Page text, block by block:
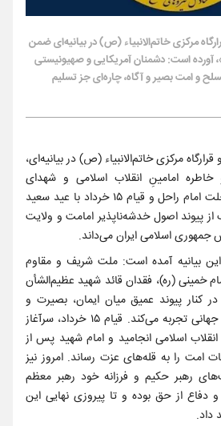
مرکزی خاتم‌الانبیاء (ص) در بیانیه‌ای ضمن
آورده است: دشمنان آمریکایی و صهیونیستی
مسلح و امت بصیر و آگاه، چاره‌ای جز تسلیم
مرکزی خاتم‌الانبیاء (ص) در بیانیه‌ای،
امامینِ انقلاب اسلامی و شهدای
والامقام، تقارن سالروز رحلت امام راحل و قیام ۱۵ خرداد با عید سعید
از پیوند اصول خدشه‌ناپذیر امامت و ولایت
اسلامی ایران می‌داند.
این بیانیه آمده است: ملت شریف و مقاوم
خمینی (ره)، فقدان قائد شهید عظیم‌الشأن
کنار پیوند عمیق میان ایمان، بصیرت و
ایستادگی در برابر استکبار جهانی تجربه می‌کند. قیام ۱۵ خرداد، سرآغاز
اسلامی انجامید و امام شهید پس از
امت را به قله‌های عزت رساند. امروز نیز
رهبر حکیم و فرزانه خود رهبر معظم
دفاع از حق بوده و تا پیروزی نهایی این
داد.